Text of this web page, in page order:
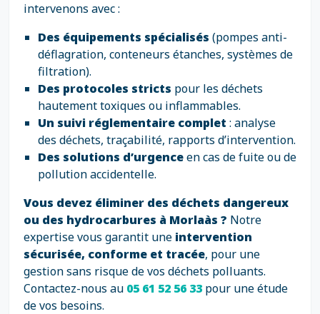
intervenons avec :
Des équipements spécialisés (pompes anti-
déflagration, conteneurs étanches, systèmes de
filtration).
Des protocoles stricts pour les déchets
hautement toxiques ou inflammables.
Un suivi réglementaire complet : analyse
des déchets, traçabilité, rapports d’intervention.
Des solutions d’urgenceen cas de fuite ou de
pollution accidentelle.
Vous devez éliminer des déchets dangereux
ou des hydrocarbures à Morlaàs ? Notre
expertise vous garantit une intervention
sécurisée, conforme et tracée, pour une
gestion sans risque de vos déchets polluants.
Contactez-nous au 05 61 52 56 33 pour une étude
de vos besoins.